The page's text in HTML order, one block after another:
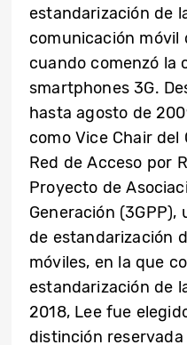
estandarización de
comunicación móvil
cuando comenzó la
smartphones 3G.
hasta agosto de
como Vice Chair del
Red de Acceso por
Proyecto de
Generación
de estandarización
móviles, en la que
estandarización de
2018, Lee fue
distinción